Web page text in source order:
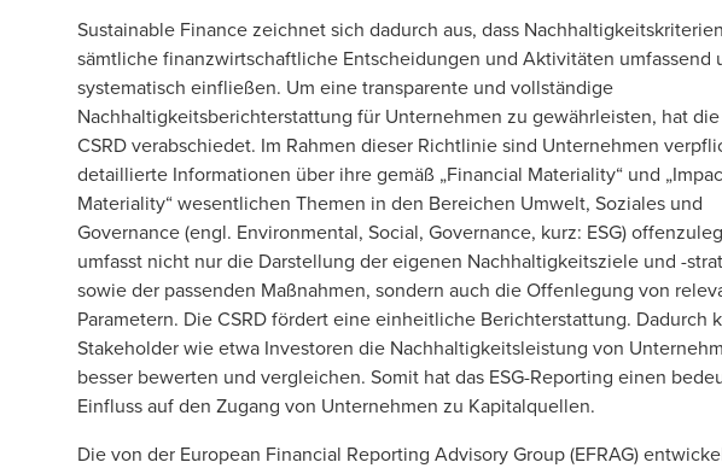
Sustainable Finance zeichnet sich dadurch aus, dass
sämtliche finanzwirtschaftliche Entscheidungen und Aktivitäten umfassend
systematisch einfließen. Um eine transparente und vollständige
Nachhaltigkeitsberichterstattung für Unternehmen zu gewährleisten, hat
CSRD verabschiedet. Im Rahmen dieser Richtlinie sind Unternehmen
detaillierte Informationen über ihre gemäß „Financial Materiality“ und
Materiality“ wesentlichen Themen in den Bereichen Umwelt, Soziales und
Governance (engl. Environmental, Social, Governance, kurz: ESG)
umfasst nicht nur die Darstellung der eigenen Nachhaltigkeitsziele und -
sowie der passenden Maßnahmen, sondern auch die Offenlegung von
Parametern. Die CSRD fördert eine einheitliche Berichterstattung. Dadurch
Stakeholder wie etwa Investoren die Nachhaltigkeitsleistung von
besser bewerten und vergleichen. Somit hat das ESG-Reporting einen
Einfluss auf den Zugang von Unternehmen zu Kapitalquellen.
Die von der European Financial Reporting Advisory Group (EFRAG)